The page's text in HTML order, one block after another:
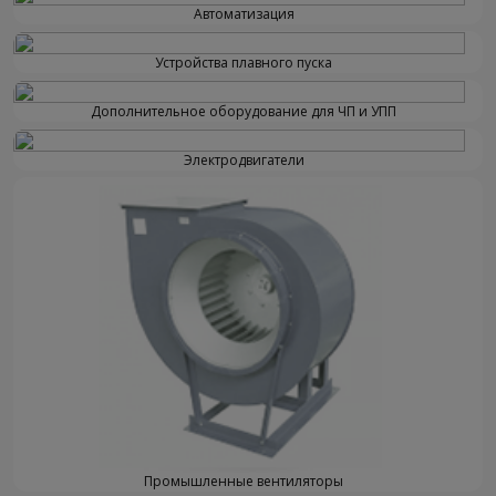
Автоматизация
Устройства плавного пуска
Дополнительное оборудование для ЧП и УПП
Электродвигатели
Промышленные вентиляторы